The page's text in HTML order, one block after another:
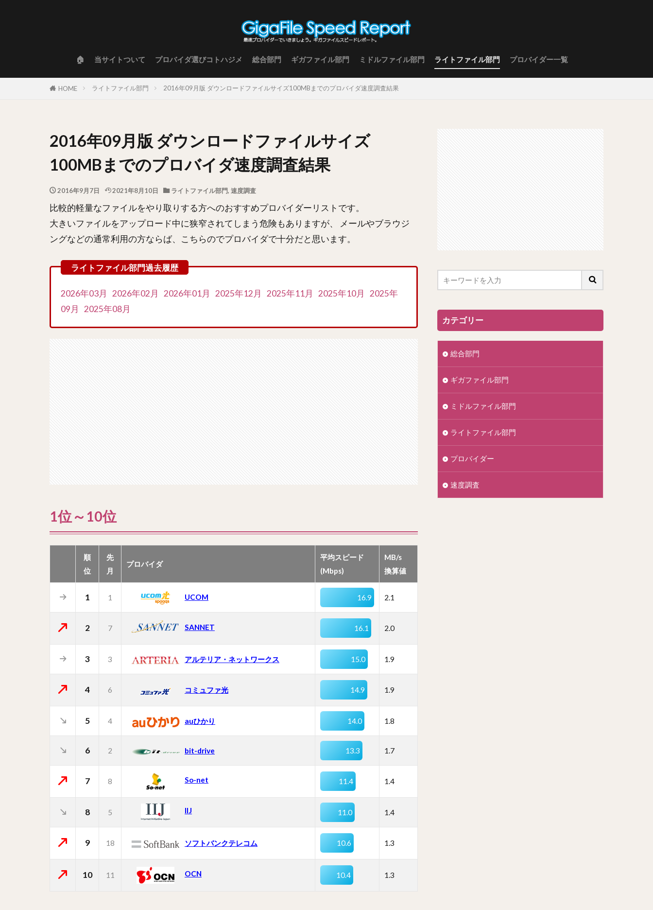
🏠 当サイトついて プロバイダ選びコトハジメ 総合部門 ギガファイル部門 ミドルファイル部門 ライトファイル部門 プロバイダー一覧
HOME ライトファイル部門 2016年09月版 ダウンロードファイルサイズ100MBまでのプロバイダ速度調査結果
2016年09月版 ダウンロードファイルサイズ
100MBまでのプロバイダ速度調査結果
2016年9月7日 2021年8月10日 ライトファイル部門, 速度調査
比較的軽量なファイルをやり取りする方へのおすすめプロバイダーリストです。
大きいファイルをアップロード中に狭窄されてしまう危険もありますが、 メールやブラウジ
ングなどの通常利用の方ならば、こちらのでプロバイダで十分だと思います。
2026年03月 2026年02月 2026年01月 2025年12月 2025年11月 2025年10月
2025年
09月
2025年08月
1位～10位
順
位
先
月
プロバイダ
平均スピード
(Mbps)
MB/s
換算値
1 1 UCOM 16.9 2.1
2 7 SANNET 16.1 2.0
3 3 アルテリア・ネットワークス 15.0 1.9
4 6 コミュファ光 14.9 1.9
5 4 auひかり 14.0 1.8
6 2 bit-drive 13.3 1.7
7 8 So-net 11.4 1.4
8 5 IIJ 11.0 1.4
9 18 ソフトバンクテレコム 10.6 1.3
10 11 OCN 10.4 1.3
カテゴリー
総合部門
ギガファイル部門
ミドルファイル部門
ライトファイル部門
プロバイダー
速度調査